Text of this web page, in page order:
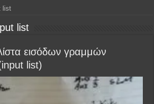
list
list
εισόδων γραμμών
list)